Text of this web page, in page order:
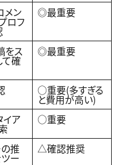
メン
ロフ
◎最重要
をス
て確
◎最重要
○重要(多すぎる
と費用が高い)
イア ○重要
推
ー
△確認推奨